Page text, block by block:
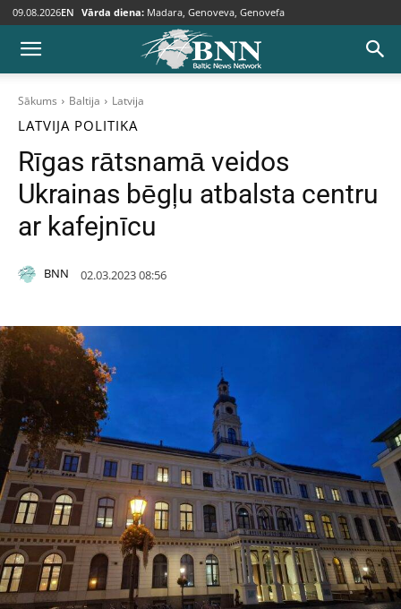
09.08.2026EN Vārda diena: Madara, Genoveva, Genovefa
Sākums Baltija Latvija
LATVIJA POLITIKA
Rīgas rātsnamā veidos
Ukrainas bēgļu atbalsta centru
ar kafejnīcu
BNN 02.03.2023 08:56